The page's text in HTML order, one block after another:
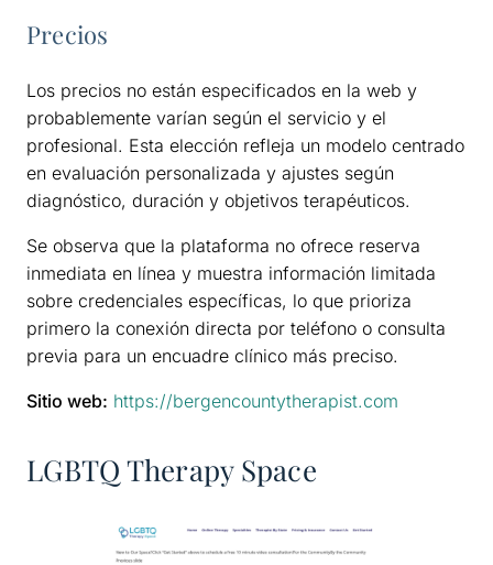
Precios
Los precios no están especificados en la web y
probablemente varían según el servicio y el
profesional. Esta elección refleja un modelo centrado
en evaluación personalizada y ajustes según
diagnóstico, duración y objetivos terapéuticos.
Se observa que la plataforma no ofrece reserva
inmediata en línea y muestra información limitada
sobre credenciales específicas, lo que prioriza
primero la conexión directa por teléfono o consulta
previa para un encuadre clínico más preciso.
Sitio web: https://bergencountytherapist.com
LGBTQ Therapy Space